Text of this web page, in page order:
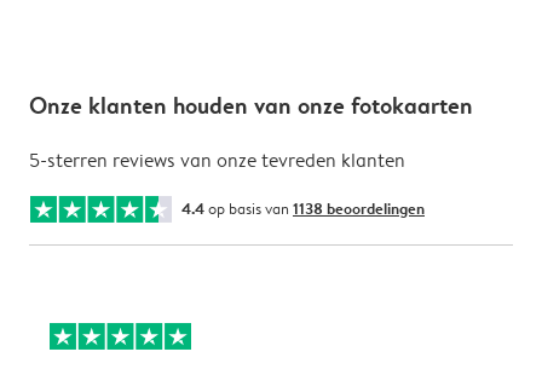
Onze klanten houden van onze fotokaarten
5-sterren reviews van onze tevreden klanten
4.4op basis van 1138 beoordelingen